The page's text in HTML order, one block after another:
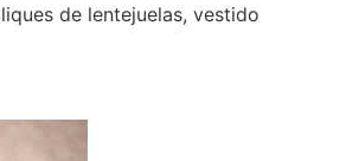
de lentejuelas, vestido